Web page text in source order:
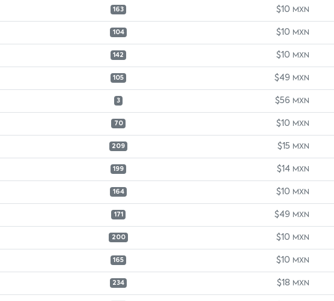
163 $10 MXN
104 $10 MXN
142 $10 MXN
105 $49 MXN
3 $56 MXN
70 $10 MXN
209 $15 MXN
199 $14 MXN
164 $10 MXN
171 $49 MXN
200 $10 MXN
165 $10 MXN
234 $18 MXN